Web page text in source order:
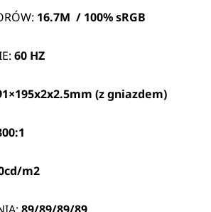
16.7M / 100% sRGB
60 HZ
(z gniazdem)
m2